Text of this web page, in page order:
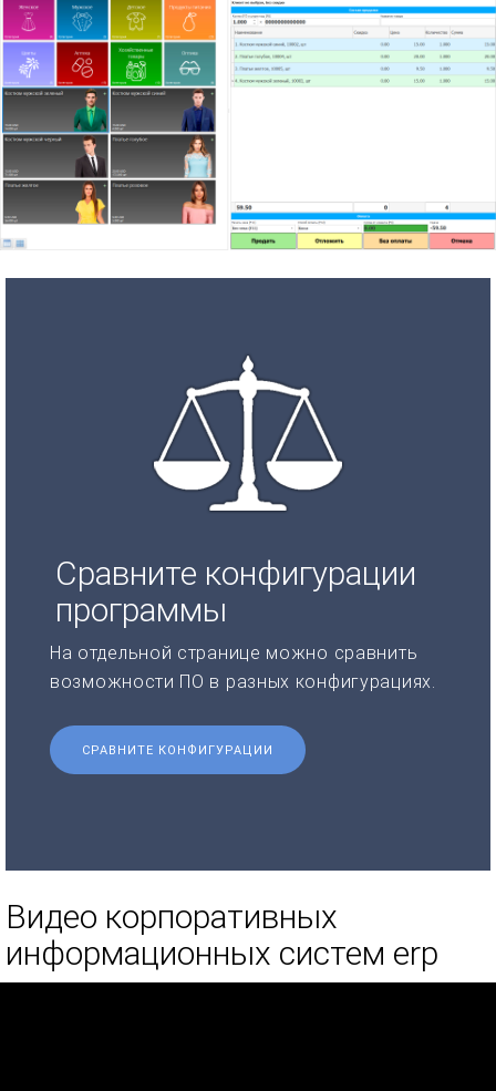
Сравните конфигурации
программы
На отдельной странице можно сравнить
возможности ПО в разных конфигурациях.
СРАВНИТЕ КОНФИГУРАЦИИ
Видео корпоративных
информационных систем erp